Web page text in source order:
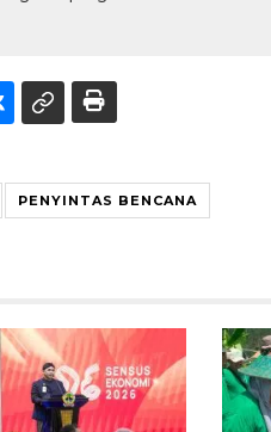
PENYINTAS BENCANA